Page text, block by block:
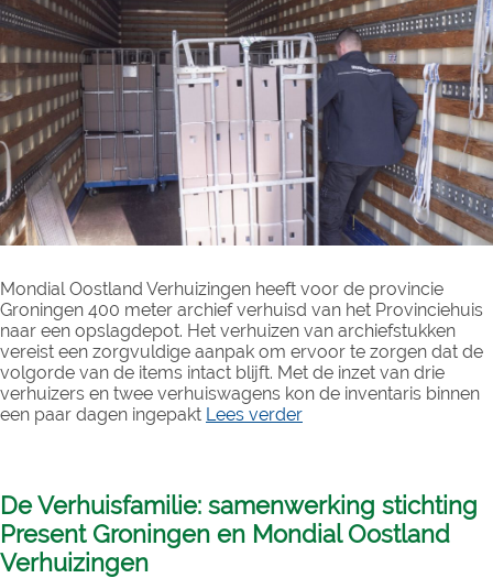
Mondial Oostland Verhuizingen heeft voor de provincie
Groningen 400 meter archief verhuisd van het Provinciehuis
naar een opslagdepot. Het verhuizen van archiefstukken
vereist een zorgvuldige aanpak om ervoor te zorgen dat de
volgorde van de items intact blijft. Met de inzet van drie
verhuizers en twee verhuiswagens kon de inventaris binnen
een paar dagen ingepakt Lees verder
De Verhuisfamilie: samenwerking stichting
Present Groningen en Mondial Oostland
Verhuizingen